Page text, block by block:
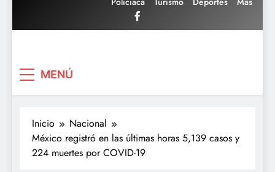
MENÚ
Inicio
Nacional
México registró en las últimas horas 5,139 casos y
224 muertes por COVID-19